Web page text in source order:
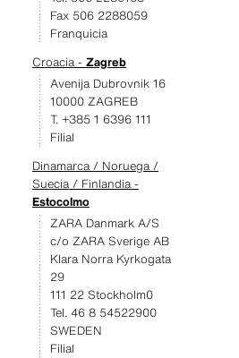
Fax 506 2288059
Franquicia
Croacia - Zagreb
Avenija Dubrovnik 16
10000 ZAGREB
T. +385 1 6396 111
Filial
Dinamarca / Noruega /
Suecia / Finlandia -
Estocolmo
ZARA Danmark A/S
c/o ZARA Sverige AB
Klara Norra Kyrkogata
29
111 22 Stockholm0
Tel. 46 8 54522900
SWEDEN
Filial